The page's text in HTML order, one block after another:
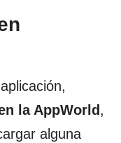
la AppWorld ,
alguna